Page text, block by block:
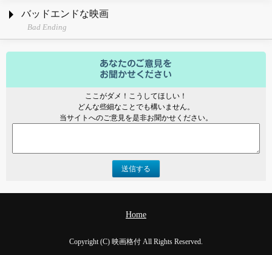
バッドエンドな映画
Bad Ending
ここがダメ！こうしてほしい！
どんな些細なことでも構いません。
当サイトへのご意見を是非お聞かせください。
送信する
Home
Copyright (C) 映画格付 All Rights Reserved.